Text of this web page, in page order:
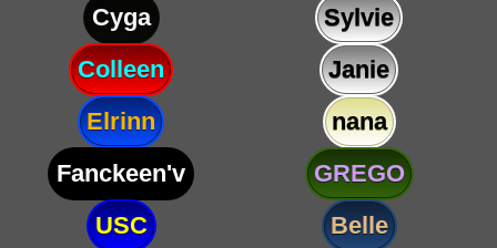
Cyga
Sylvie
Colleen
Janie
Elrinn
nana
Fanckeen'v
GREGO
USC
Belle